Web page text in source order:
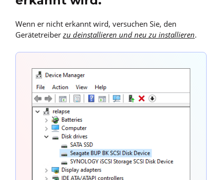
Wenn er nicht erkannt wird, versuchen Sie, den
Gerätetreiberzu deinstallieren und neu zu installieren.